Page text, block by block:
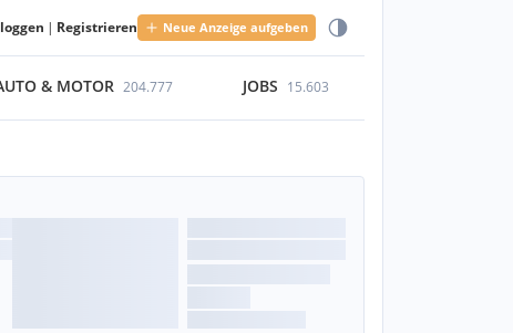
| Registrieren Neue Anzeige aufgeben
& MOTOR 204.777 JOBS 15.603